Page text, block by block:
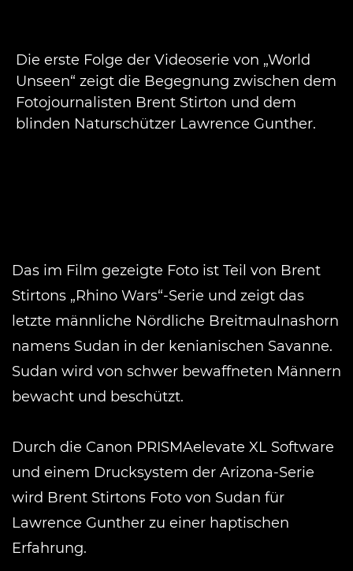
Die erste Folge der Videoserie von „World
Unseen“ zeigt die Begegnung zwischen dem
Fotojournalisten Brent Stirton und dem
blinden Naturschützer Lawrence Gunther.
Das im Film gezeigte Foto ist Teil von Brent
Stirtons „Rhino Wars“-Serie und zeigt das
letzte männliche Nördliche Breitmaulnashorn
namens Sudan in der kenianischen Savanne.
Sudan wird von schwer bewaffneten Männern
bewacht und beschützt.
Durch die Canon PRISMAelevate XL Software
und einem Drucksystem der Arizona-Serie
wird Brent Stirtons Foto von Sudan für
Lawrence Gunther zu einer haptischen
Erfahrung.